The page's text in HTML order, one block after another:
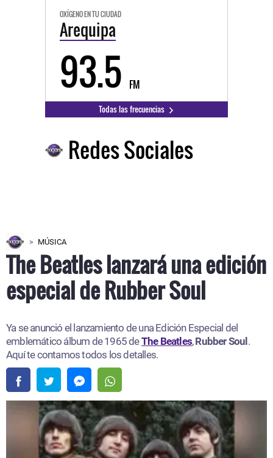
OXÍGENO EN TU CIUDAD
Arequipa
93.5 FM
Todas las frecuencias
Redes Sociales
MÚSICA
The Beatles lanzará una edición
especial de Rubber Soul
Ya se anunció el lanzamiento de una Edición Especial del
emblemático álbum de 1965 deThe Beatles,Rubber Soul .
Aquí te contamos todos los detalles.